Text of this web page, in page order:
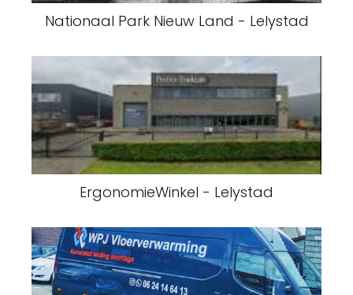
Nationaal Park Nieuw Land - Lelystad
ErgonomieWinkel - Lelystad